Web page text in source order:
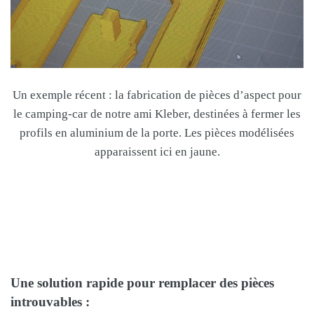
Un exemple récent : la fabrication de pièces d’aspect pour
le camping-car de notre ami Kleber, destinées à fermer les
profils en aluminium de la porte. Les pièces modélisées
apparaissent ici en jaune.
Une solution rapide pour remplacer des pièces
introuvables :